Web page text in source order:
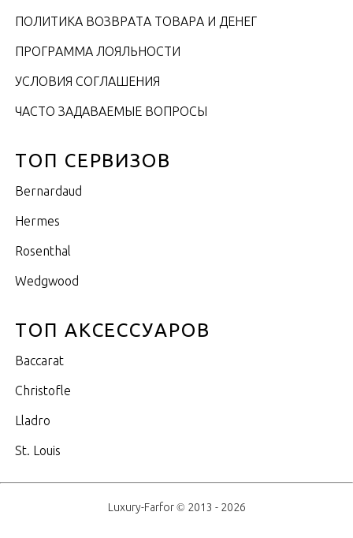
ПОЛИТИКА ВОЗВРАТА ТОВАРА И ДЕНЕГ
ПРОГРАММА ЛОЯЛЬНОСТИ
УСЛОВИЯ СОГЛАШЕНИЯ
ЧАСТО ЗАДАВАЕМЫЕ ВОПРОСЫ
ТОП СЕРВИЗОВ
Bernardaud
Hermes
Rosenthal
Wedgwood
ТОП АКСЕССУАРОВ
Baccarat
Christofle
Lladro
St. Louis
Luxury-Farfor © 2013 - 2026